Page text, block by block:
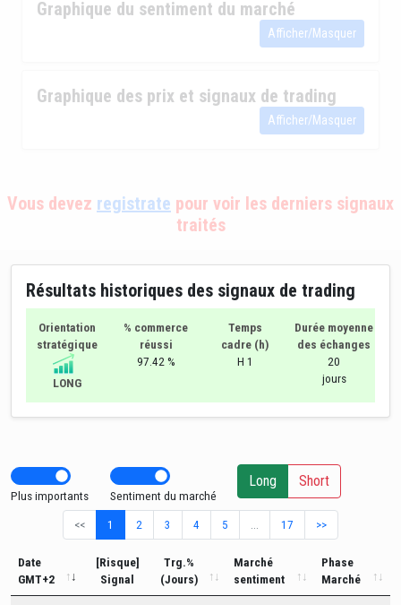
Graphique du sentiment du marché
Afficher/Masquer
Graphique des prix et signaux de trading
Afficher/Masquer
Vous devez registrate pour voir les derniers signaux
traités
Résultats historiques des signaux de trading
Orientation
stratégique
LONG
% commerce
réussi
97.42 %
Temps
cadre (h)
H 1
Durée moyenne
des échanges
20
jours
Plus importants Sentiment du marché
Long Short
<< 1 2 3 4 5 17 >>
Date
GMT+2
[Risque]
Signal
Trg.%
(Jours)
Marché
sentiment
Phase
Marché